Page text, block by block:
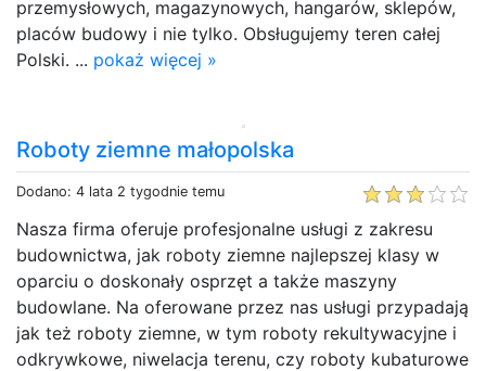
przemysłowych, magazynowych, hangarów, sklepów,
placów budowy i nie tylko. Obsługujemy teren całej
Polski. ... pokaż więcej »
Roboty ziemne małopolska
Dodano: 4 lata 2 tygodnie temu
Nasza firma oferuje profesjonalne usługi z zakresu
budownictwa, jak roboty ziemne najlepszej klasy w
oparciu o doskonały osprzęt a także maszyny
budowlane. Na oferowane przez nas usługi przypadają
jak też roboty ziemne, w tym roboty rekultywacyjne i
odkrywkowe, niwelacja terenu, czy roboty kubaturowe